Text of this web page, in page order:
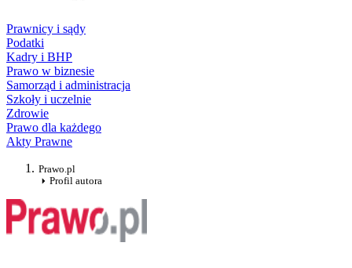
Prawnicy i sądy
Podatki
Kadry i BHP
Prawo w biznesie
Samorząd i administracja
Szkoły i uczelnie
Zdrowie
Prawo dla każdego
Akty Prawne
Prawo.pl
Profil autora